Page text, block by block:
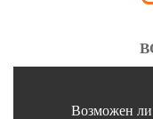
Возможен